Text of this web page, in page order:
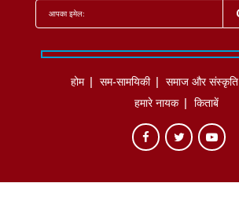
होम सम-सामयिकी समाज और संस्कृति
हमारे नायक
किताबें